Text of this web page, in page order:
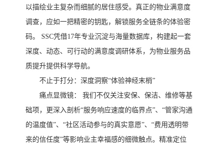
以描绘业主复杂而细腻的居住感受。真正的物业满意度
调查，应如一把精密的钥匙，解锁服务全链条的体验密
码。 SSC凭借17年专业沉淀与海量数据库，构建起一套
深度、动态、可行动的满意度调研体系，为物业服务品
质提升提供科学导航。
不止于打分：深度洞察“体验神经末梢”
痛点显微镜：
我们不仅关注安保、保洁、维修等基
础项，更深入剖析“服务响应速度的临界点”、“管家沟通
的温度值”、“社区活动参与的真实意愿”、“费用透明带
来的信任度”等影响业主幸福感的细微触点。精准定位